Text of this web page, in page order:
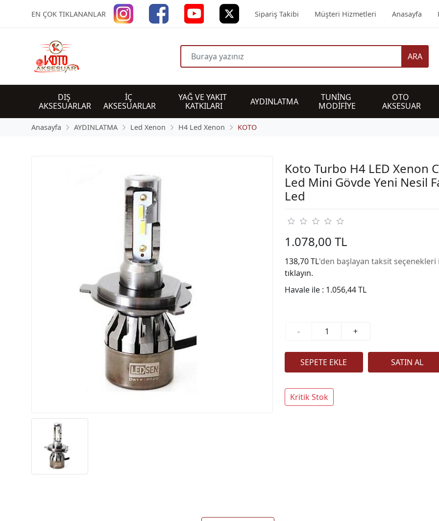
EN ÇOK TIKLANANLAR Sipariş Takibi Müşteri Hizmetleri Anasayfa
ARA
DIŞ
AKSESUARLAR
İÇ
AKSESUARLAR
YAĞ VE YAKIT
KATKILARI
AYDINLATMA
TUNİNG
MODİFİYE
OTO
AKSESUAR
Anasayfa AYDINLATMA Led Xenon H4 Led Xenon KOTO
Koto Turbo H4 LED Xenon
Led Mini Gövde Yeni Nesil
Led
1.078,00 TL
138,70 TL'den başlayan taksit seçenekleri
tıklayın.
Havale ile : 1.056,44 TL
- +
Kritik Stok